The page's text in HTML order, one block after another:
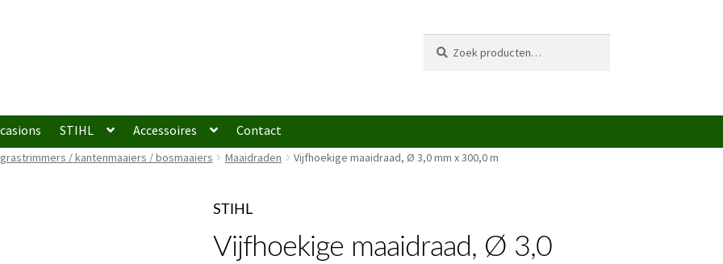
naar:
STIHL Accessoires Contact
/ kantenmaaiers / bosmaaiers Maaidraden Vijfhoekige maaidraad, Ø 3,0 mm x 300,0 m
STIHL
Vijfhoekige maaidraad, Ø 3,0